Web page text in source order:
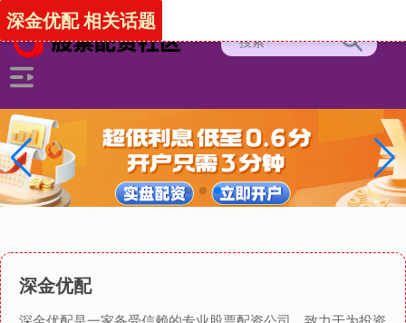
深金优配
深金优配 相关话题